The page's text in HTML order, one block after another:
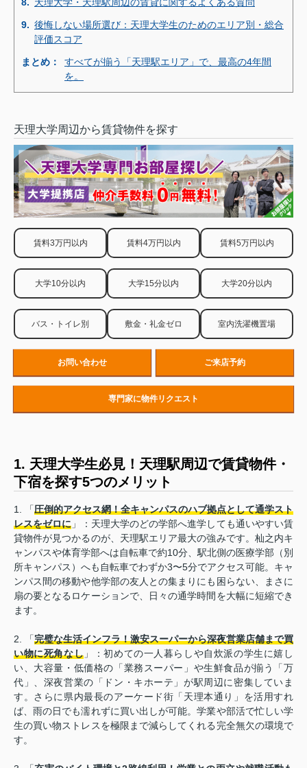
8. 天理大学・天理駅周辺の賃貸に関するよくある質問
9. 後悔しない場所選び：天理大学生のためのエリア別・総合
評価スコア
まとめ：
すべてが揃う「天理駅エリア」で、最高の4年間
を。
天理大学周辺から賃貸物件を探す
賃料3万円以内 賃料4万円以内 賃料5万円以内
大学10分以内 大学15分以内 大学20分以内
バス・トイレ別 敷金・礼金ゼロ 室内洗濯機置場
お問い合わせ ご来店予約
専門家に物件リクエスト
1. 天理大学生必見！天理駅周辺で賃貸物件・
下宿を探す5つのメリット
1. 「圧倒的アクセス網！全キャンパスのハブ拠点として通学スト
レスをゼロに 」：天理大学のどの学部へ進学しても通いやすい賃
貸物件が見つかるのが、天理駅エリア最大の強みです。杣之内キ
ャンパスや体育学部へは自転車で約10分、駅北側の医療学部（別
所キャンパス）へも自転車でわずか3〜5分でアクセス可能。キャ
ンパス間の移動や他学部の友人との集まりにも困らない、まさに
扇の要となるロケーションで、日々の通学時間を大幅に短縮でき
ます。
2. 「完璧な生活インフラ！激安スーパーから深夜営業店舗まで買
い物に死角なし 」：初めての一人暮らしや自炊派の学生に嬉し
い、大容量・低価格の「業務スーパー」や生鮮食品が揃う「万
代」、深夜営業の「ドン・キホーテ」が駅周辺に密集していま
す。さらに県内最長のアーケード街「天理本通り」を活用すれ
ば、雨の日でも濡れずに買い出しが可能。学業や部活で忙しい学
生の買い物ストレスを極限まで減らしてくれる完全無欠の環境で
す。